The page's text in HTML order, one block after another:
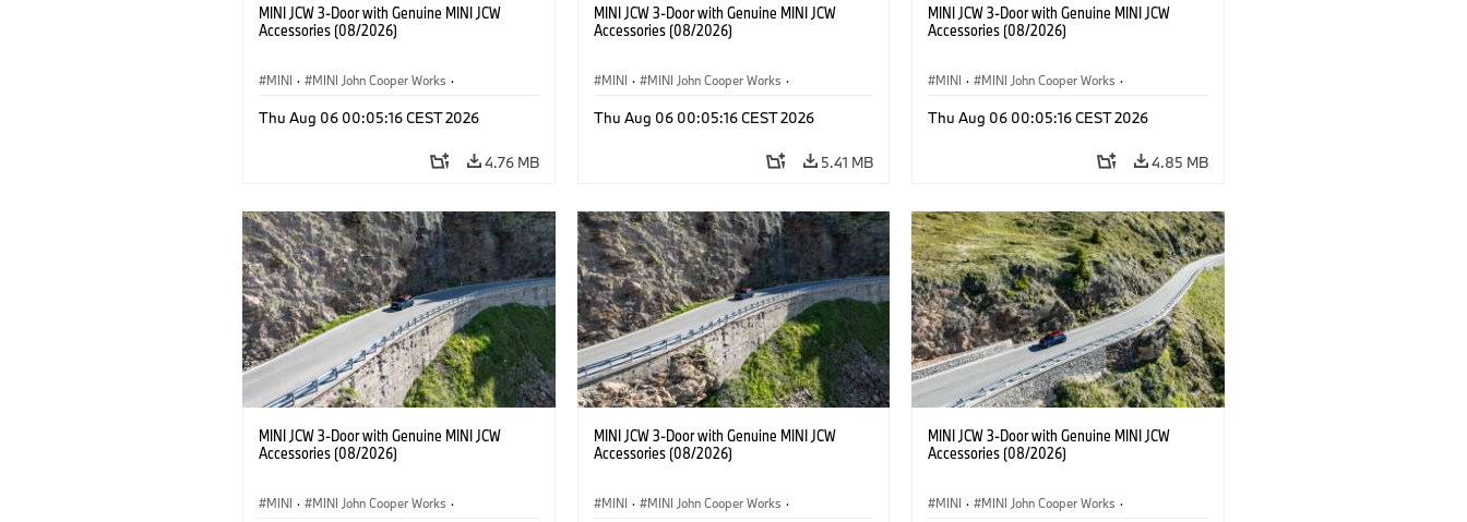
MINI JCW 3-Door with Genuine MINI JCW
Accessories (08/2026)
MINI · MINI John Cooper Works ·
Optional Extras, Accessories
Thu Aug 06 00:05:16 CEST 2026
4.76 MB
MINI JCW 3-Door with Genuine MINI JCW
Accessories (08/2026)
MINI · MINI John Cooper Works ·
Optional Extras, Accessories
Thu Aug 06 00:05:16 CEST 2026
5.41 MB
MINI JCW 3-Door with Genuine MINI JCW
Accessories (08/2026)
MINI · MINI John Cooper Works ·
Optional Extras, Accessories
Thu Aug 06 00:05:16 CEST 2026
4.85 MB
MINI JCW 3-Door with Genuine MINI JCW
Accessories (08/2026)
MINI · MINI John Cooper Works ·
MINI JCW 3-Door with Genuine MINI JCW
Accessories (08/2026)
MINI · MINI John Cooper Works ·
MINI JCW 3-Door with Genuine MINI JCW
Accessories (08/2026)
MINI · MINI John Cooper Works ·